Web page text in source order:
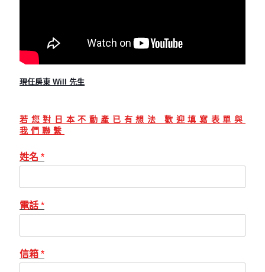
現任房東 Will 先生
若您對日本不動產已有想法 歡迎填寫表單與
我們聯繫
姓名 *
電話 *
信箱 *